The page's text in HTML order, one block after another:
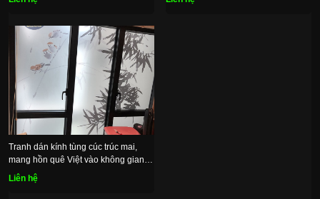
Tranh dán kính tùng cúc trúc mai,
mang hồn quê Việt vào không gian
sống
Liên hệ